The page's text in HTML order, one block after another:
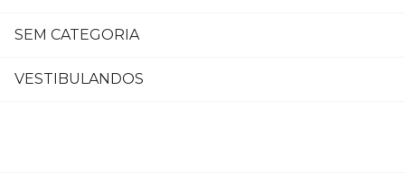
SEM CATEGORIA
VESTIBULANDOS